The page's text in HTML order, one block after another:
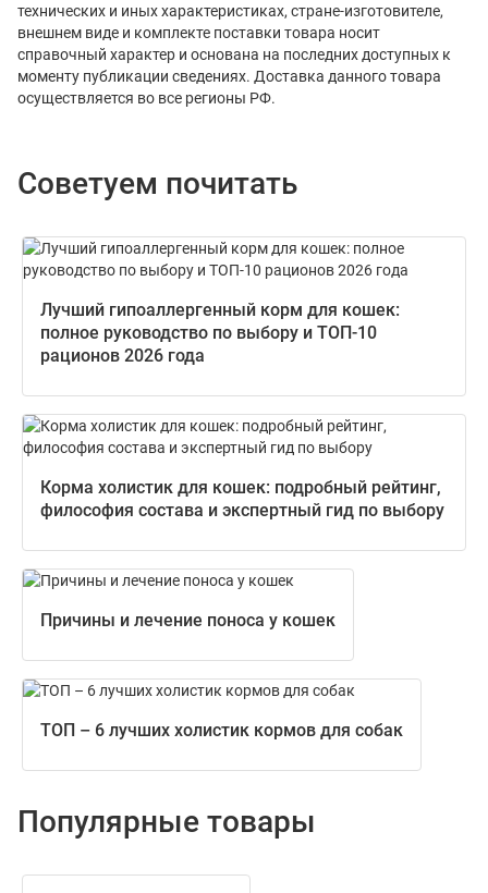
технических и иных характеристиках, стране-изготовителе,
внешнем виде и комплекте поставки товара носит
справочный характер и основана на последних доступных к
моменту публикации сведениях. Доставка данного товара
осуществляется во все регионы РФ.
Советуем почитать
Лучший гипоаллергенный корм для кошек:
полное руководство по выбору и ТОП-10
рационов 2026 года
Корма холистик для кошек: подробный рейтинг,
философия состава и экспертный гид по выбору
Причины и лечение поноса у кошек
ТОП – 6 лучших холистик кормов для собак
Популярные товары